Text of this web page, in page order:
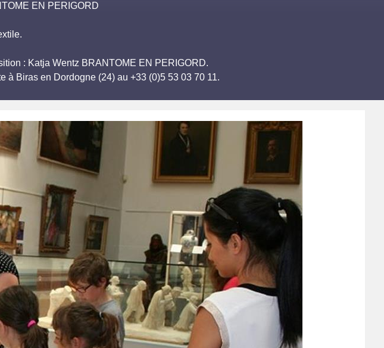
EN PERIGORD
: Katja Wentz BRANTOME EN PERIGORD.
à Biras en Dordogne (24) au +33 (0)5 53 03 70 11.